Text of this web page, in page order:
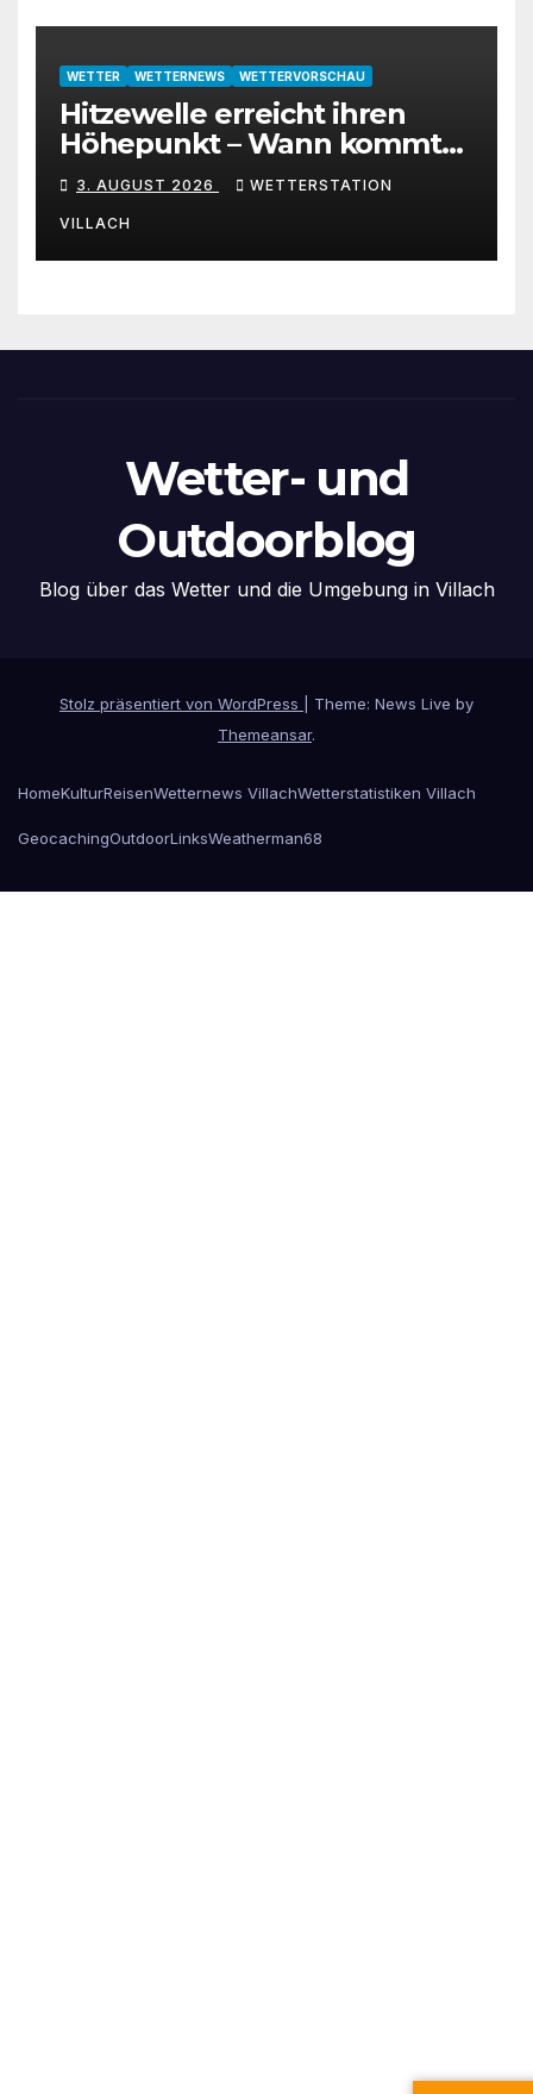
WETTER WETTERNEWS WETTERVORSCHAU
Hitzewelle erreicht ihren
Höhepunkt – Wann kommt
die Abkühlung?
3. AUGUST 2026 WETTERSTATION
VILLACH
Wetter- und
Outdoorblog
Blog über das Wetter und die Umgebung in Villach
Stolz präsentiert von WordPress
Theme: News Live by
Themeansar.
HomeKulturReisenWetternews VillachWetterstatistiken Villach
GeocachingOutdoorLinksWeatherman68